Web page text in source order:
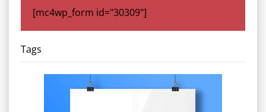
[mc4wp_form id="30309"]
Tags